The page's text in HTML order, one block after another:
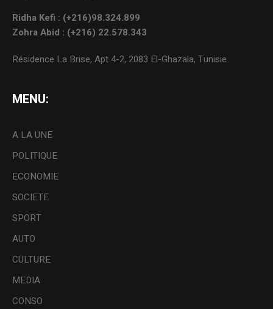
Ridha Kefi : (+216)98.324.899
Zohra Abid : (+216) 22.578.343
Résidence La Brise, Apt 4-2, 2083 El-Ghazala, Tunisie.
MENU:
A LA UNE
POLITIQUE
ECONOMIE
SOCIETE
SPORT
AUTO
CULTURE
MEDIA
CONSO